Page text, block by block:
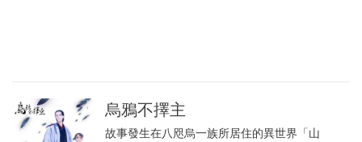
烏鴉不擇主
故事發生在八咫烏一族所居住的異世界「山